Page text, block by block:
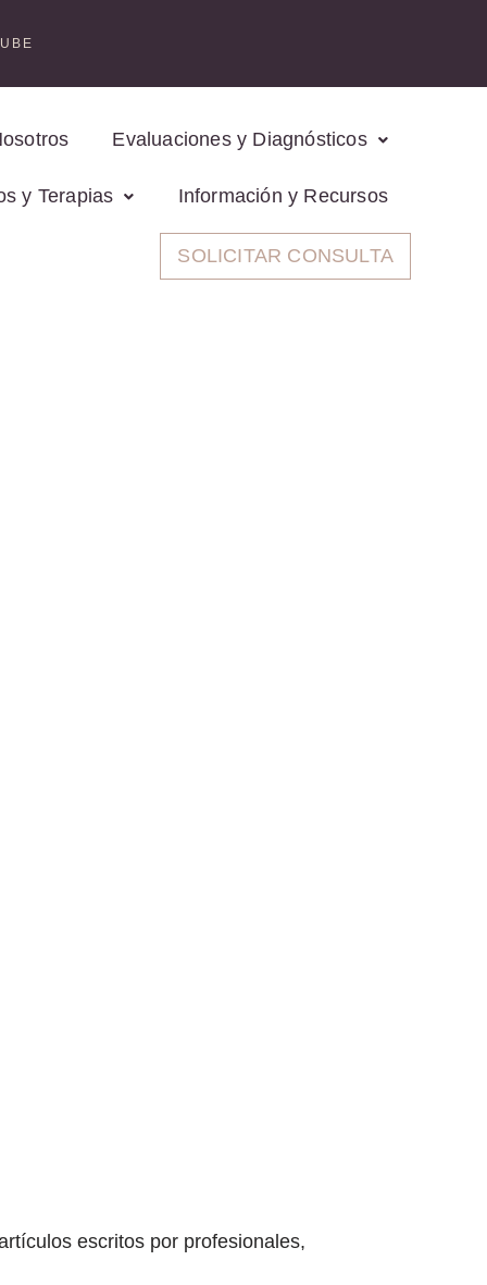
Evaluaciones y Diagnósticos
y Terapias Información y Recursos
SOLICITAR CONSULTA
escritos por profesionales,